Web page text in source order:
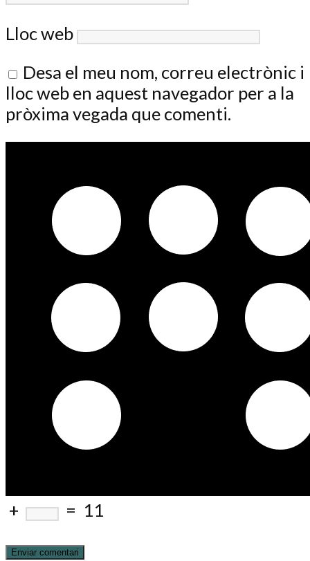
Lloc web
Desa el meu nom, correu electrònic i
lloc web en aquest navegador per a la
pròxima vegada que comenti.
+ = 11